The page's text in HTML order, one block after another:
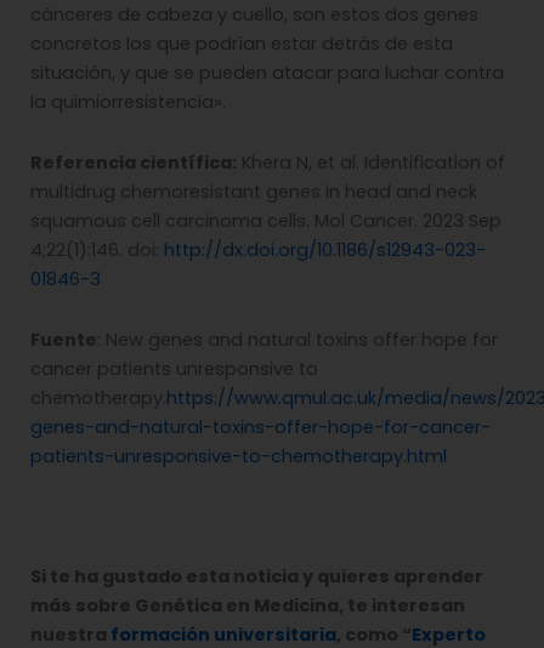
cánceres de cabeza y cuello, son estos dos genes
concretos los que podrían estar detrás de esta
situación, y que se pueden atacar para luchar contra
la quimiorresistencia».
Referencia científica: Khera N, et al. Identification of
multidrug chemoresistant genes in head and neck
squamous cell carcinoma cells. Mol Cancer. 2023 Sep
4;22(1):146. doi: http://dx.doi.org/10.1186/s12943-023-
01846-3
Fuente: New genes and natural toxins offer hope for
cancer patients unresponsive to
chemotherapy.https://www.qmul.ac.uk/media/news/
genes-and-natural-toxins-offer-hope-for-cancer-
patients-unresponsive-to-chemotherapy.html
Si te ha gustado esta noticia y quieres aprender
más sobre Genética en Medicina, te interesan
nuestra formación universitaria, como “Experto